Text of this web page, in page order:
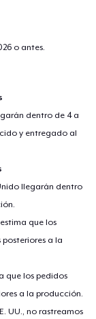
o antes.
dentro de 4 a
y entregado al
llegarán dentro
que los
posteriores a la
que los pedidos
a la producción.
UU., no rastreamos